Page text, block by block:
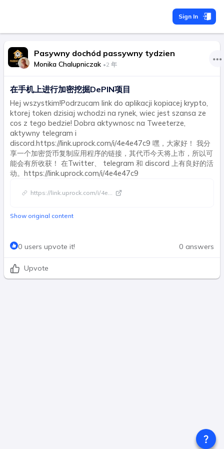
Sign In
Pasywny dochód passywny tydzien
Monika Chalupniczak •2 年
在手机上进行加密挖掘DePIN项目
Hej wszystkim!Podrzucam link do aplikacji kopiacej krypto,
ktorej token dzisiaj wchodzi na rynek, wiec jest szansa ze
cos z tego bedzie! Dobra aktywnosc na Tweeterze,
aktywny telegram i
discord.https://link.uprock.com/i/4e4e47c9 嘿，大家好！ 我分
享一个加密货币复制应用程序的链接，其代币今天将上市，所以可
能会有所收获！ 在Twitter、 telegram 和 discord 上有良好的活
动。https://link.uprock.com/i/4e4e47c9
https://link.uprock.com/i/4e...
Show original content
0 users upvote it! 0 answers
Upvote